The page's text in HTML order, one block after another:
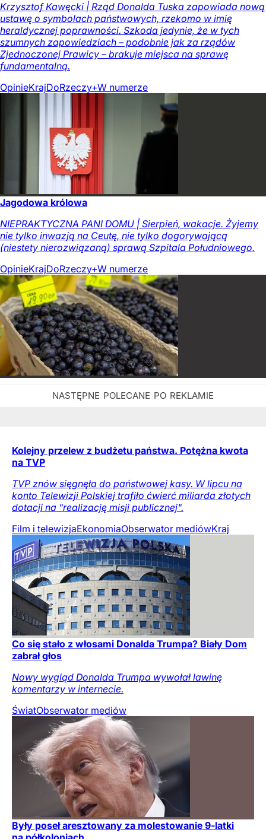
Krzysztof Kawęcki | Rząd Donalda Tuska zapowiada nową
ustawę o symbolach państwowych, rzekomo w imię
heraldycznej poprawności. Szkoda jedynie, że w tych
szumnych zapowiedziach – podobnie jak za rządów
Zjednoczonej Prawicy – brakuje miejsca na sprawę
fundamentalną.
OpinieKrajDoRzeczy+W numerze
Jagodowa królowa
NIEPRAKTYCZNA PANI DOMU | Sierpień, wakacje. Żyjemy
nie tylko inwazją na Ceutę, nie tylko dogorywającą
(niestety nierozwiązaną) sprawą Szpitala Południowego.
OpinieKrajDoRzeczy+W numerze
Kolejny przelew z budżetu państwa. Potężna kwota
na TVP
TVP znów sięgnęła do państwowej kasy. W lipcu na
konto Telewizji Polskiej trafiło ćwierć miliarda złotych
dotacji na "realizację misji publicznej".
Film i telewizjaEkonomiaObserwator mediówKraj
Co się stało z włosami Donalda Trumpa? Biały Dom
zabrał głos
Nowy wygląd Donalda Trumpa wywołał lawinę
komentarzy w internecie.
ŚwiatObserwator mediów
Były poseł aresztowany za molestowanie 9-latki